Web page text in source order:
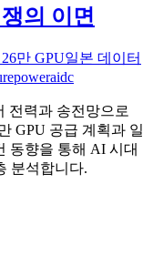
의 이면
만 GPU일본 데이터
poweraidc
전력과 송전망으로
GPU 공급 계획과 일
동향을 통해 AI 시대
분석합니다.